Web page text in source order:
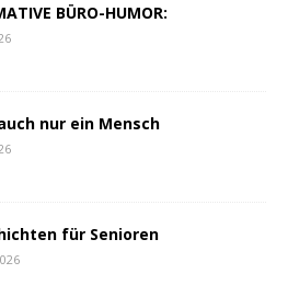
BÜRO-HUMOR:
nur ein Mensch
für Senioren